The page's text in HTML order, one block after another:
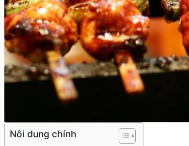
Nôi dung chính